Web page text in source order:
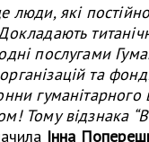
люди, які
послугами
та
Тому відзнака
Інна